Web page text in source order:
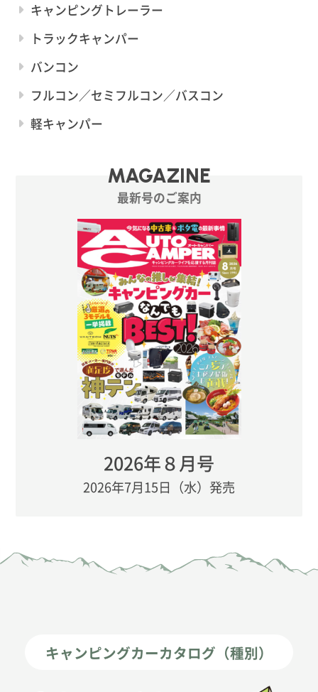
キャンピングトレーラー
トラックキャンパー
バンコン
フルコン／セミフルコン／バスコン
軽キャンパー
MAGAZINE
最新号のご案内
2026年８月号
2026年7月15日（水）発売
キャンピングカーカタログ（種別）